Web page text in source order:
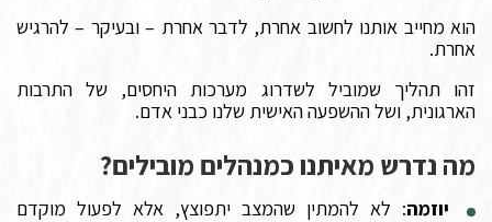
הוא מחייב אותנו לחשוב אחרת, לדבר אחרת – ובעיקר – להרגיש
אחרת.
זהו תהליך שמוביל לשדרוג מערכות היחסים, של התרבות
הארגונית, ושל ההשפעה האישית שלנו כבני אדם.
מה נדרש מאיתנו כמנהלים מובילים?
יוזמה: לא להמתין שהמצב יתפוצץ, אלא לפעול מוקדם